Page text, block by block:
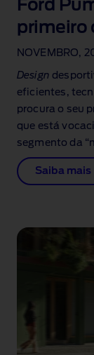
Ford
primeiro
NOVEMBRO,
Design
eficientes,
procura o seu
que está
segmento da
Saiba mais